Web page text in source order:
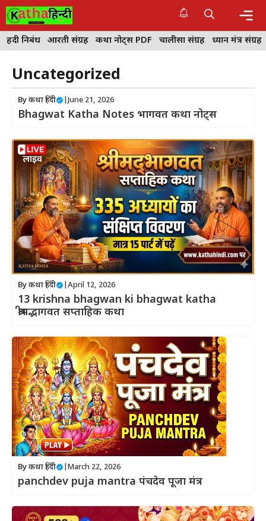
Skip
to
content
हिंदी निबंध आरती संग्रह कथा नोट्स PDF चालीसा संग्रह ध्यान मंत्र संग्रह
Uncategorized
Byकथा हिंदी June 21, 2026
Bhagwat Katha Notes भागवत कथा नोट्स
Byकथा हिंदी April 12, 2026
13 krishna bhagwan ki bhagwat katha
श्रीमद्भागवत सप्ताहिक कथा
Byकथा हिंदी March 22, 2026
panchdev puja mantra पंचदेव पूजा मंत्र